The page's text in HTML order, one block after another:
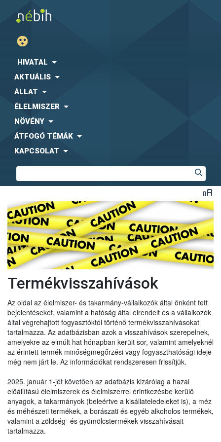
HIVATAL
AKTUÁLIS
ÁLLAT
ÉLELMISZER
NÖVÉNY
ÁTFOGÓ TÉMÁK
KAPCSOLAT
Termékvisszahívások
Az oldal az élelmiszer- és takarmány-vállalkozók által önként tett
bejelentéseket, valamint a hatóság által elrendelt és a vállalkozók
által végrehajtott fogyasztóktól történő termékvisszahívásokat
tartalmazza. Az adatbázisban azok a visszahívások szerepelnek,
amelyekre az elmúlt hat hónapban került sor, valamint amelyeknél
az érintett termék minőségmegőrzési vagy fogyaszthatósági ideje
még nem járt le. Az információkat rendszeresen frissítjük.
2025. január 1-jét követően az adatbázis kizárólag a hazai
előállítású élelmiszerek és élelmiszerrel érintkezésbe kerülő
anyagok, a takarmányok (beleértve a kisállateledeleket is), a méz
és méhészeti termékek, a borászati és egyéb alkoholos termékek,
valamint a zöldség- és gyümölcstermékek visszahívásait
tartalmazza.